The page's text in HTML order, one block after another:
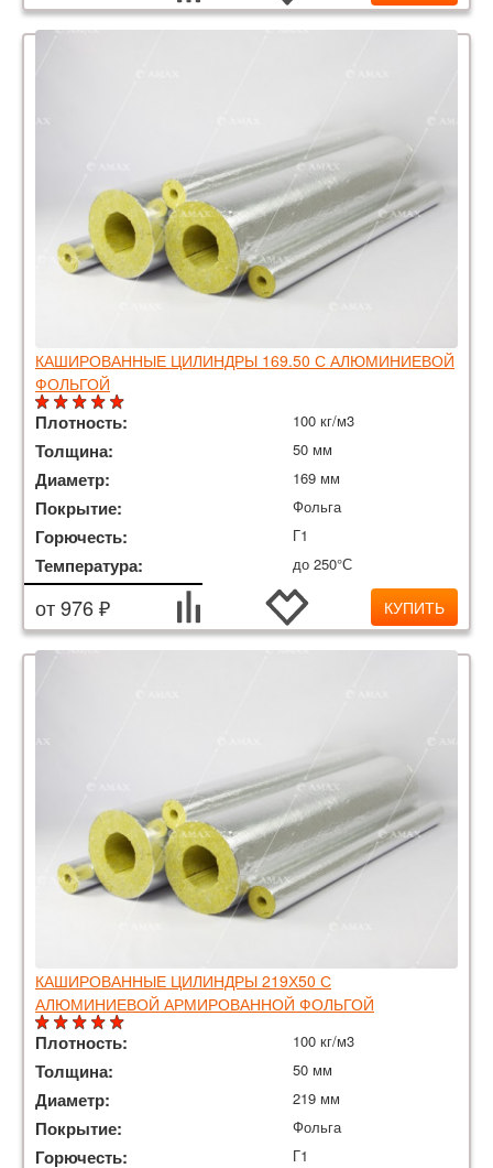
КАШИРОВАННЫЕ ЦИЛИНДРЫ 169.50 С АЛЮМИНИЕВОЙ
ФОЛЬГОЙ
Плотность: 100 кг/м3
Толщина: 50 мм
Диаметр: 169 мм
Покрытие: Фольга
Горючесть: Г1
Температура: до 250°С
от 976 ₽ КУПИТЬ
КАШИРОВАННЫЕ ЦИЛИНДРЫ 219Х50 С
АЛЮМИНИЕВОЙ АРМИРОВАННОЙ ФОЛЬГОЙ
Плотность: 100 кг/м3
Толщина: 50 мм
Диаметр: 219 мм
Покрытие: Фольга
Горючесть: Г1